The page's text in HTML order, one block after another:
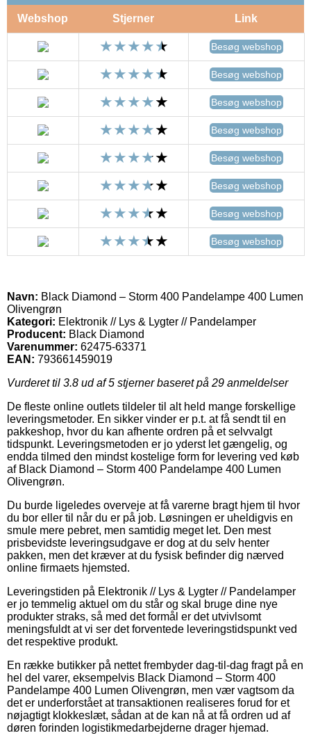
Webshop Stjerner Link
Besøg webshop
Besøg webshop
Besøg webshop
Besøg webshop
Besøg webshop
Besøg webshop
Besøg webshop
Besøg webshop
Navn: Black Diamond – Storm 400 Pandelampe 400 Lumen
Olivengrøn
Kategori: Elektronik // Lys & Lygter // Pandelamper
Producent: Black Diamond
Varenummer: 62475-63371
EAN: 793661459019
Vurderet til 3.8 ud af 5 stjerner baseret på 29 anmeldelser
De fleste online outlets tildeler til alt held mange forskellige
leveringsmetoder. En sikker vinder er p.t. at få sendt til en
pakkeshop, hvor du kan afhente ordren på et selvvalgt
tidspunkt. Leveringsmetoden er jo yderst let gængelig, og
endda tilmed den mindst kostelige form for levering ved køb
af Black Diamond – Storm 400 Pandelampe 400 Lumen
Olivengrøn.
Du burde ligeledes overveje at få varerne bragt hjem til hvor
du bor eller til når du er på job. Løsningen er uheldigvis en
smule mere pebret, men samtidig meget let. Den mest
prisbevidste leveringsudgave er dog at du selv henter
pakken, men det kræver at du fysisk befinder dig nærved
online firmaets hjemsted.
Leveringstiden på Elektronik // Lys & Lygter // Pandelamper
er jo temmelig aktuel om du står og skal bruge dine nye
produkter straks, så med det formål er det utvivlsomt
meningsfuldt at vi ser det forventede leveringstidspunkt ved
det respektive produkt.
En række butikker på nettet frembyder dag-til-dag fragt på en
hel del varer, eksempelvis Black Diamond – Storm 400
Pandelampe 400 Lumen Olivengrøn, men vær vagtsom da
det er underforstået at transaktionen realiseres forud for et
nøjagtigt klokkeslæt, sådan at de kan nå at få ordren ud af
døren forinden logistikmedarbejderne drager hjemad.